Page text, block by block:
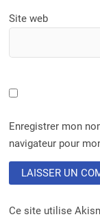
Site web
Enregistrer mon
navigateur pour
Ce site utilise